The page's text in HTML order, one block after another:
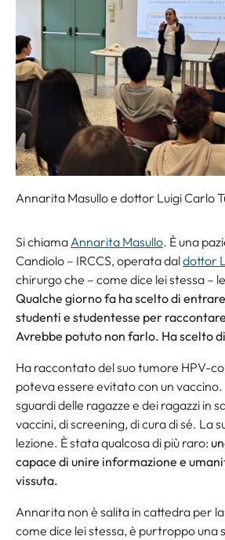
Annarita Masullo e dottor Luigi Carlo
Si chiama Annarita Masullo. È una
Candiolo – IRCCS, operata daldottor
chirurgo che – come dice lei stessa –
Qualche giorno fa ha scelto di
studenti e studentesse per
Avrebbe potuto non farlo. Ha scelto
Ha raccontato del suo tumore HPV-
poteva essere evitato con un
sguardi delle ragazze e dei ragazzi in
vaccini, di screening, di cura di sé. La
lezione. È stata qualcosa di più raro:
capace di unire informazione e
vissuta.
Annarita non è salita in cattedra per
come dice lei stessa, è purtroppo una